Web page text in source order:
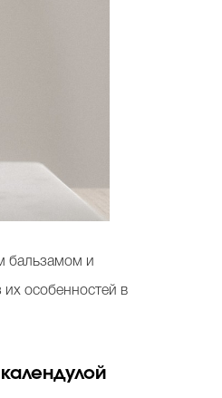
бальзамом и
особенностей в